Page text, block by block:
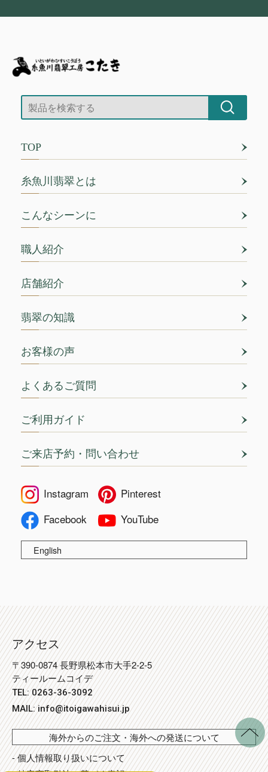
TOP
糸魚川翡翠とは
こんなシーンに
職人紹介
店舗紹介
翡翠の知識
お客様の声
よくあるご質問
ご利用ガイド
ご来店予約・問い合わせ
Instagram
Pinterest
Facebook
YouTube
English
アクセス
〒390-0874 長野県松本市大手2-2-5
ティールームコイデ
TEL: 0263-36-3092
MAIL:info@itoigawahisui.jp
海外からのご注文・海外への発送について
- 個人情報取り扱いについて